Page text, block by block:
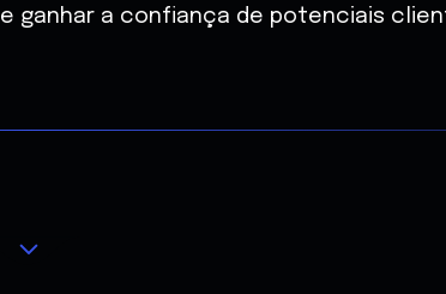
e ganhar a confiança de potenciais